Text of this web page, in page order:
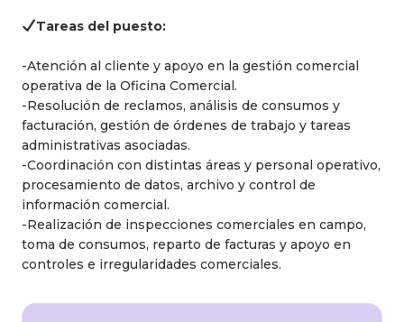
Tareas del puesto:
-Atención al cliente y apoyo en la gestión comercial
operativa de la Oficina Comercial.
-Resolución de reclamos, análisis de consumos y
facturación, gestión de órdenes de trabajo y tareas
administrativas asociadas.
-Coordinación con distintas áreas y personal operativo,
procesamiento de datos, archivo y control de
información comercial.
-Realización de inspecciones comerciales en campo,
toma de consumos, reparto de facturas y apoyo en
controles e irregularidades comerciales.